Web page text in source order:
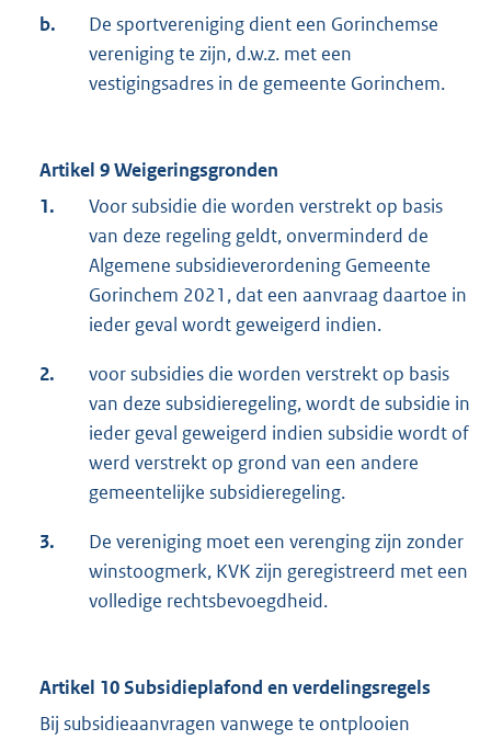
b.
De sportvereniging dient een Gorinchemse
vereniging te zijn, d.w.z. met een
vestigingsadres in de gemeente Gorinchem.
Artikel 9 Weigeringsgronden
1.
Voor subsidie die worden verstrekt op basis
van deze regeling geldt, onverminderd de
Algemene subsidieverordening Gemeente
Gorinchem 2021, dat een aanvraag daartoe in
ieder geval wordt geweigerd indien.
2.
voor subsidies die worden verstrekt op basis
van deze subsidieregeling, wordt de subsidie in
ieder geval geweigerd indien subsidie wordt of
werd verstrekt op grond van een andere
gemeentelijke subsidieregeling.
3.
De vereniging moet een verenging zijn zonder
winstoogmerk, KVK zijn geregistreerd met een
volledige rechtsbevoegdheid.
Artikel 10 Subsidieplafond en verdelingsregels
Bij subsidieaanvragen vanwege te ontplooien